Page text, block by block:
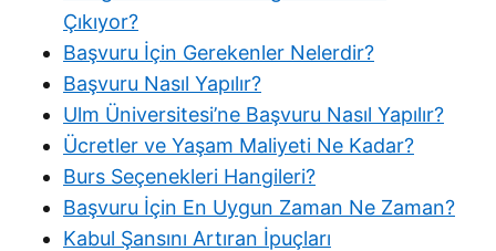
Çıkıyor?
Başvuru İçin Gerekenler Nelerdir?
Başvuru Nasıl Yapılır?
Ulm Üniversitesi’ne Başvuru Nasıl Yapılır?
Ücretler ve Yaşam Maliyeti Ne Kadar?
Burs Seçenekleri Hangileri?
Başvuru İçin En Uygun Zaman Ne Zaman?
Kabul Şansını Artıran İpuçları